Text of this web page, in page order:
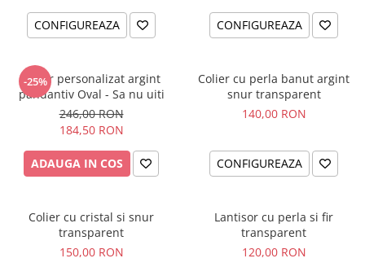
CONFIGUREAZA CONFIGUREAZA
-25%
Colier personalizat argint
pandantiv Oval - Sa nu uiti
246,00 RON
184,50 RON
ADAUGA IN COS
Colier cu perla banut argint
snur transparent
140,00 RON
CONFIGUREAZA
Colier cu cristal si snur
transparent
150,00 RON
Lantisor cu perla si fir
transparent
120,00 RON